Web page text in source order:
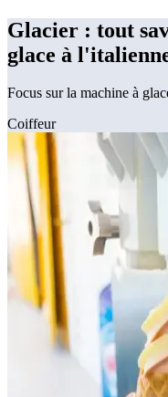
Glacier : tout
glace à
Focus sur la machine à
Coiffeur